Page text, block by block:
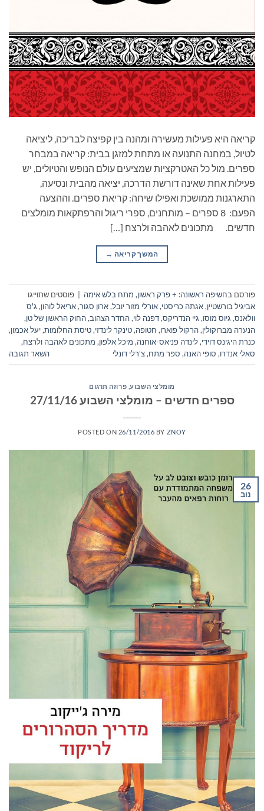
קריאה היא פעילות מעשירה ומהנה בין קפיצה לבריכה, ליציאה
לטיול, במחנה התנועה או מתחת למזגן בבית: קריאה במבחר
ספרים. מול כל האטרקציות שמציעים עולם הנופש והטיולים, יש
פעילות אחת שאינה דורשת הדרכה, יציאה מהבית ונסיעה,
התארגנות ממושכת ואפילו שיחה: קריאת ספרים. וההצעה
הפעם: 8 ספרים – מותחנים, ספרי ריגול והרפתקאות מומלצים
חדשים. מתכונים לאהבה ולרצח […]
המשך קריאה →
פורסם בחשיפה ראשונה: + פרק ראשון, מתח בלש אימה
פוסטים שתוייגו
אביגיל בורשטיין,אגתה כריסטי,אורלי מזור יובל,ארון סגור,אריאל לוהון, ג'ס
וולאנס, גיוס מוסו, גיי הנדריקס,דפנה לוי,החדר הצהוב,החוק הראשון של טן,
הנערה מברוקולין,הרקול פוארו, חטופה,טינקר לינדזי,טיסת החלומות,יעל אכמון,
כנרת היגינס דוידי,לינדה פניאס-אוחנה, מיכל אלפון, מתכונים לאהבה ולרצח,
סאלי אנדרו, סופי האנה, ספר מתח,צ'רלי דונלי השאר תגובה
מומלצי השבוע, פרוזה תרגום
ספרים חדשים – מומלצי השבוע 27/11/16
POSTED ON 26/11/2016 BY ZNOY
26
נוב